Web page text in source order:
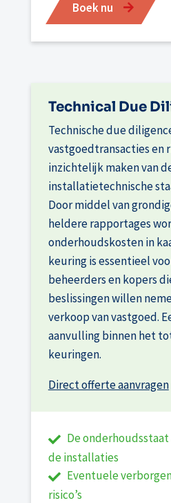
Boek nu
Technical Due
Technische due
vastgoedtransacties en
inzichtelijk maken van
installatietechnische
Door middel van
heldere rapportages
onderhoudskosten in
keuring is essentieel
beheerders en kopers
beslissingen willen
verkoop van vastgoed.
aanvulling binnen het
keuringen.
Direct offerte aanvragen
De
de installaties
Eventuele
risico’s